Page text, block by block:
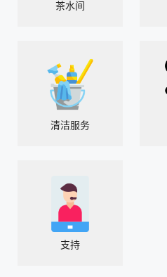
茶水间
清洁服务
支持